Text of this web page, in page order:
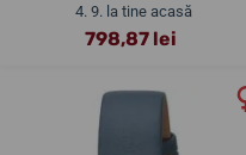
4. 9. la tine acasă
798,87 lei